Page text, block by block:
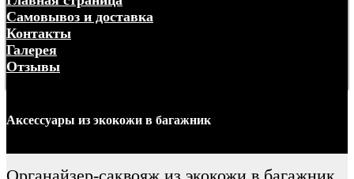
Самовывоз и доставка
Контакты
Галерея
Отзывы
Аксессуары из экокожи в багажник